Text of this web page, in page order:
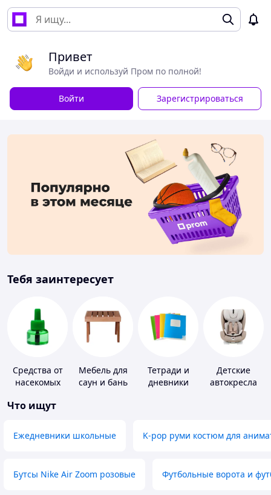
Привет
Войди и используй Пром по полной!
Войти Зарегистрироваться
Тебя заинтересует
Средства от
насекомых
Мебель для
саун и бань
Тетради и
дневники
Детские
автокресла
Что ищут
Ежедневники школьные K-pop руми костюм для
Бутсы Nike Air Zoom розовые Футбольные ворота и